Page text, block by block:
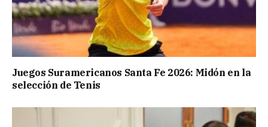
Juegos Suramericanos Santa Fe 2026: Midón en la
selección de Tenis